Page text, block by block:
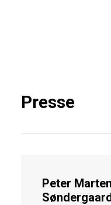
Presse
Peter